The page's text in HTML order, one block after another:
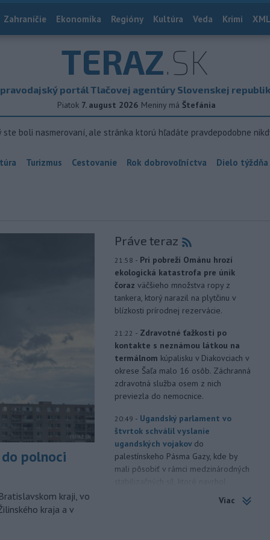
Zahraničie Ekonomika Regióny Kultúra Veda Krimi
TERAZ.SK
portál Tlačovej agentúry Slovenskej
Piatok 7. august 2026 Meniny má Štefánia
ste boli nasmerovaní, ale stránka ktorú hľadáte pravdepodobne
Turizmus Cestovanie Rok dobrovoľníctva Dielo týždňa
do polnoci
kraji, vo
kraja a v
Práve teraz
21:58 - Pri pobreží Ománu hrozí
ekologická katastrofa pre únik
čoraz väčšieho množstva ropy z
tankera, ktorý narazil na plytčinu v
blízkosti prírodnej rezervácie.
21:22 - Zdravotné ťažkosti po
kontakte s neznámou látkou na
termálnom kúpalisku v Diakovciach v
okrese Šaľa malo 16 osôb. Záchranná
zdravotná služba osem z nich
previezla do nemocnice.
20:49 - Ugandský parlament vo
štvrtok schválil vyslanie
ugandských vojakov do
palestínskeho Pásma Gazy, kde by
mali pôsobiť v rámci medzinárodných
Viac